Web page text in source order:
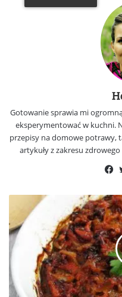
Gotowanie sprawia mi
eksperymentować w kuchni.
przepisy na domowe potrawy,
artykuły z zakresu